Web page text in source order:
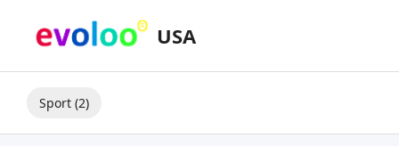
USA
Sport (2)